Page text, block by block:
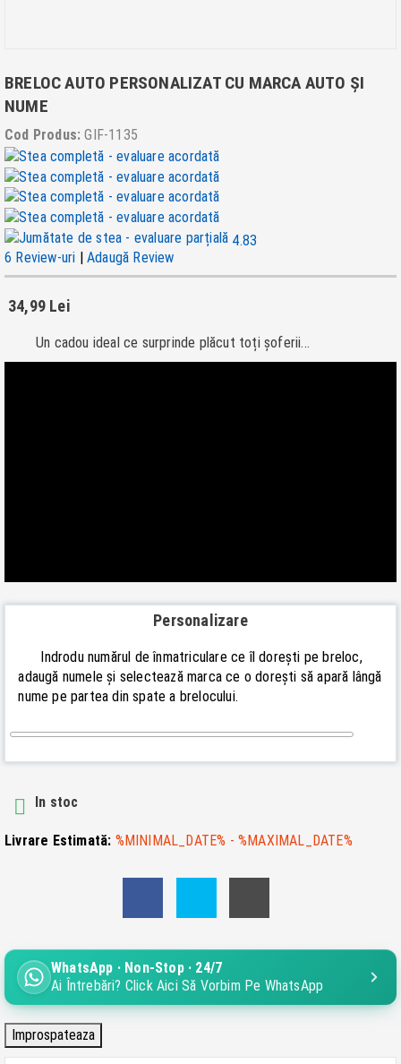
BRELOC AUTO PERSONALIZAT CU MARCA AUTO ȘI
NUME
Cod Produs: GIF-1135
4.83
6 Review-uri |Adaugă Review
34,99 Lei
Un cadou ideal ce surprinde plăcut toți șoferii...
Personalizare
Indrodu numărul de înmatriculare ce îl dorești pe breloc,
adaugă numele și selectează marca ce o dorești să apară lângă
nume pe partea din spate a brelocului.
 In stoc
Livrare Estimată: %MINIMAL_DATE% - %MAXIMAL_DATE%
WhatsApp · Non-Stop · 24/7
Ai Întrebări? Click Aici Să Vorbim Pe WhatsApp